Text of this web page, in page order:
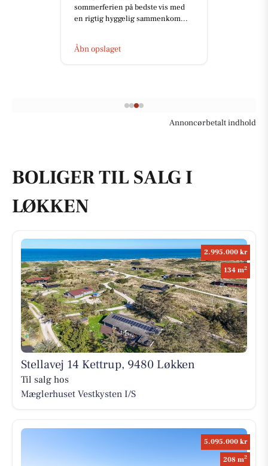
sommerferien på bedste vis med
en rigtig hyggelig sammenkom...
Åbn opslaget
Annoncørbetalt indhold
BOLIGER TIL SALG I
LØKKEN
2.995.000 kr
134 m2
Stellavej 14 Kettrup, 9480 Løkken
Til salg hos
Mæglerhuset Vestkysten I/S
5.095.000 kr
208 m2